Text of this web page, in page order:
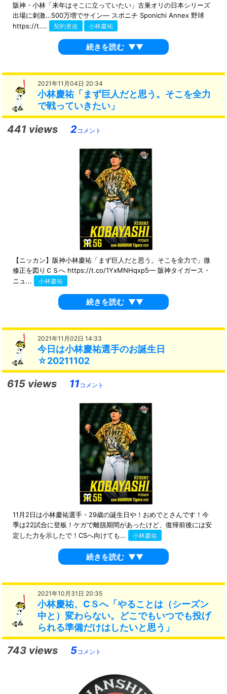
阪神・小林「来年はそこに立っていたい」古巣オリの日本シリーズ
出場に刺激…500万増でサイン― スポニチ Sponichi Annex 野球
https://t....
契約更改 小林慶祐
続きを読む ▼▼
2021年11月04日 20:34
小林慶祐「まず巨人だと思う。そこを全力
で戦っていきたい」
441 views 2コメント
【ニッカン】阪神小林慶祐「まず巨人だと思う。そこを全力で」微
修正を図りＣＳへ https://t.co/1YxMNHqxp5— 阪神タイガース・
ニュ...
小林慶祐
続きを読む ▼▼
2021年11月02日 14:33
今日は小林慶祐選手のお誕生日
☆20211102
615 views 11コメント
11月2日は小林慶祐選手・29歳の誕生日や！おめでとさんです！今
季は22試合に登板！ケガで離脱期間があったけど、復帰前後には安
定した力を示したで！CSへ向けても...
小林慶祐
続きを読む ▼▼
2021年10月31日 20:35
小林慶祐、CＳへ「やることは（シーズン
中と）変わらない。どこでもいつでも投げ
られる準備だけはしたいと思う」
743 views 5コメント